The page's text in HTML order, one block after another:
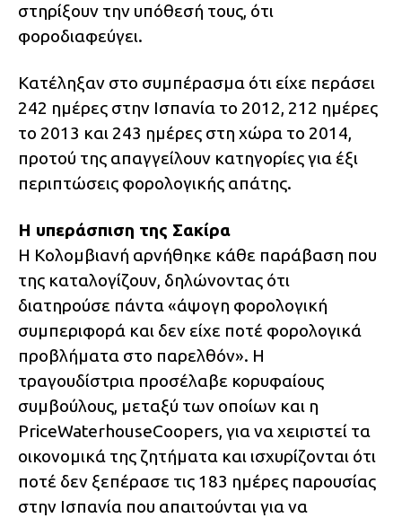
στηρίξουν την υπόθεσή τους, ότι
φοροδιαφεύγει.
Κατέληξαν στο συμπέρασμα ότι είχε περάσει
242 ημέρες στην Ισπανία το 2012, 212 ημέρες
το 2013 και 243 ημέρες στη χώρα το 2014,
προτού της απαγγείλουν κατηγορίες για έξι
περιπτώσεις φορολογικής απάτης.
Η υπεράσπιση της Σακίρα
Η Κολομβιανή αρνήθηκε κάθε παράβαση που
της καταλογίζουν, δηλώνοντας ότι
διατηρούσε πάντα «άψογη φορολογική
συμπεριφορά και δεν είχε ποτέ φορολογικά
προβλήματα στο παρελθόν». Η
τραγουδίστρια προσέλαβε κορυφαίους
συμβούλους, μεταξύ των οποίων και η
PriceWaterhouseCoopers, για να χειριστεί τα
οικονομικά της ζητήματα και ισχυρίζονται ότι
ποτέ δεν ξεπέρασε τις 183 ημέρες παρουσίας
στην Ισπανία που απαιτούνται για να